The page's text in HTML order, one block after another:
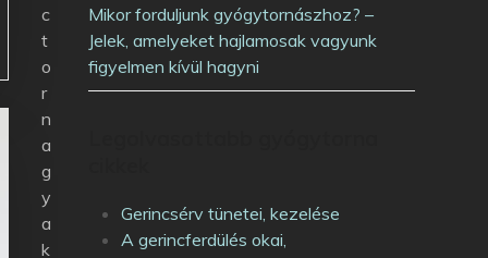
Mikor forduljunk gyógytornászhoz? –
Jelek, amelyeket hajlamosak vagyunk
figyelmen kívül hagyni
Gerincsérv tünetei, kezelése
A gerincferdülés okai,
c
t
o
r
n
a
g
y
a
k